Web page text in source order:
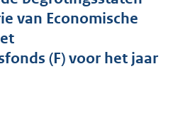
s
g
o
o
van Economische
(F) voor het jaar